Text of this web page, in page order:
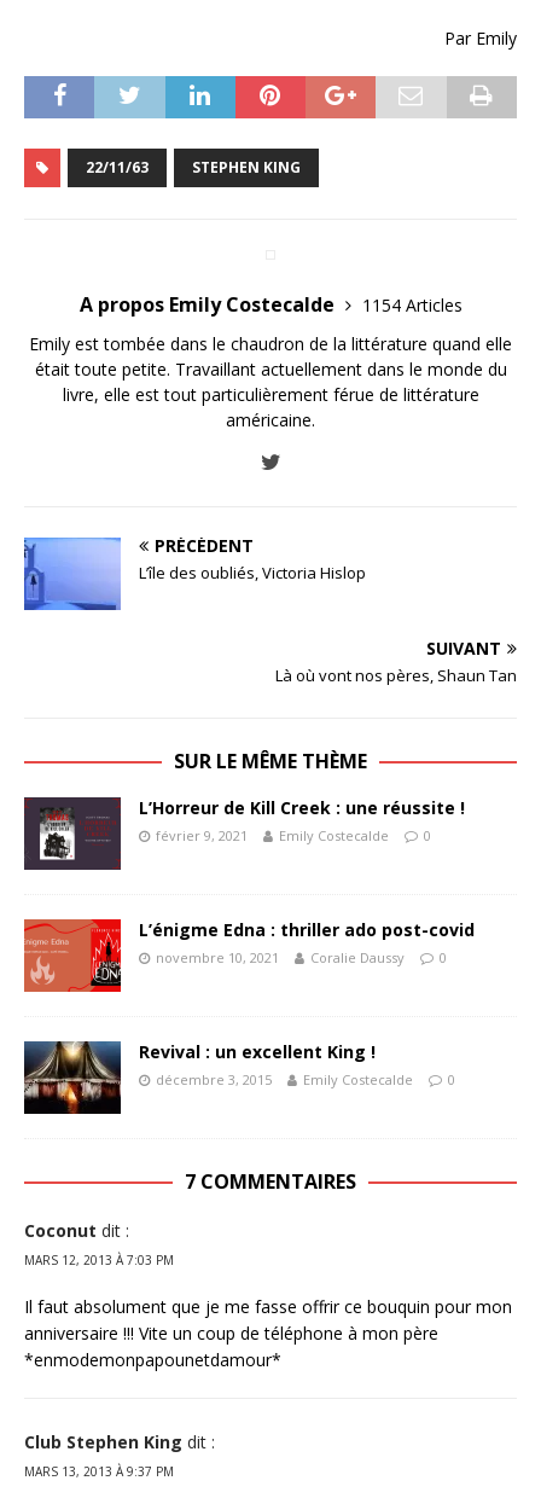
Par Emily
22/11/63 STEPHEN KING
A propos Emily Costecalde
1154 Articles
Emily est tombée dans le chaudron de la littérature quand elle
était toute petite. Travaillant actuellement dans le monde du
livre, elle est tout particulièrement férue de littérature
américaine.
PRÉCÉDENT
L’île des oubliés, Victoria Hislop
SUIVANT
Là où vont nos pères, Shaun Tan
SUR LE MÊME THÈME
L’Horreur de Kill Creek : une réussite !
février 9, 2021 Emily Costecalde 0
L’énigme Edna : thriller ado post-covid
novembre 10, 2021 Coralie Daussy 0
Revival : un excellent King !
décembre 3, 2015 Emily Costecalde 0
7 COMMENTAIRES
Coconut dit :
MARS 12, 2013 À 7:03 PM
Il faut absolument que je me fasse offrir ce bouquin pour mon
anniversaire !!! Vite un coup de téléphone à mon père
*enmodemonpapounetdamour*
Club Stephen King dit :
MARS 13, 2013 À 9:37 PM